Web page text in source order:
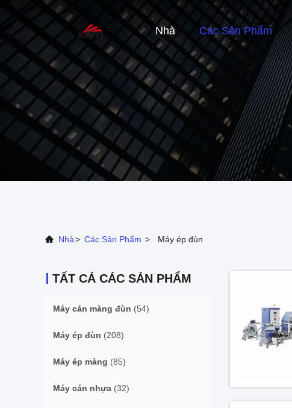
Nhà Các Sản Phẩm
Nhà> Các Sản Phẩm > Máy ép đùn
TẤT CẢ CÁC SẢN PHẨM
Máy cán màng đùn (54)
Máy ép đùn (208)
Máy ép màng (85)
Máy cán nhựa (32)